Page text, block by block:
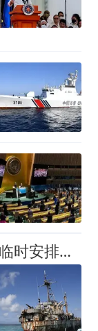
叫嚣“不用北京批准”！仁爱礁临时安排，正遭菲律宾定向拆解